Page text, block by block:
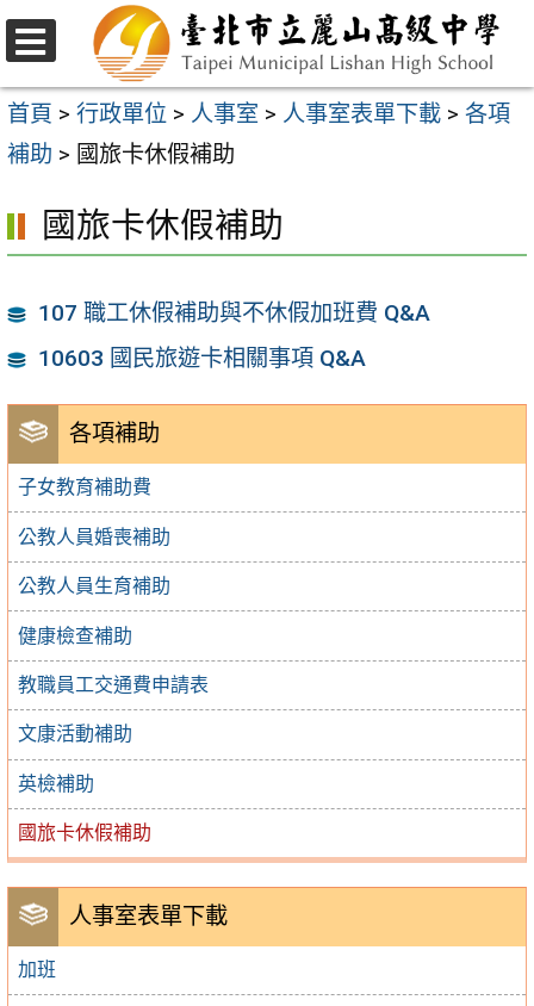
跳
至
主
要
容
區
選
單
首頁 > 行政單位 > 人事室 > 人事室表單下載 > 各項
補助 > 國旅卡休假補助
各項補助
子女教育補助費
公教人員婚喪補助
公教人員生育補助
健康檢查補助
教職員工交通費申請表
文康活動補助
英檢補助
國旅卡休假補助
人事室表單下載
加班
國旅卡休假補助
107 職工休假補助與不休假加班費 Q&A
10603 國民旅遊卡相關事項 Q&A